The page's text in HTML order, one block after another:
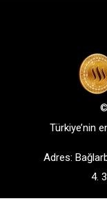
Türkiye’nin
Adres:
4.